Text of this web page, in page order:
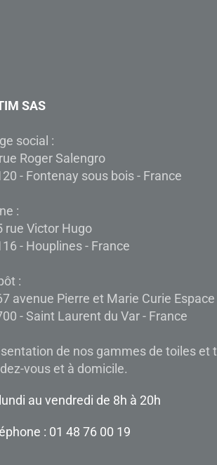
SAS
social :
Roger Salengro
- Fontenay sous bois - France
:
rue Victor Hugo
- Houplines - France
:
avenue Pierre et Marie Curie Espace
- Saint Laurent du Var - France
de nos gammes de toiles et
vous et à domicile.
au vendredi de 8h à 20h
: 01 48 76 00 19